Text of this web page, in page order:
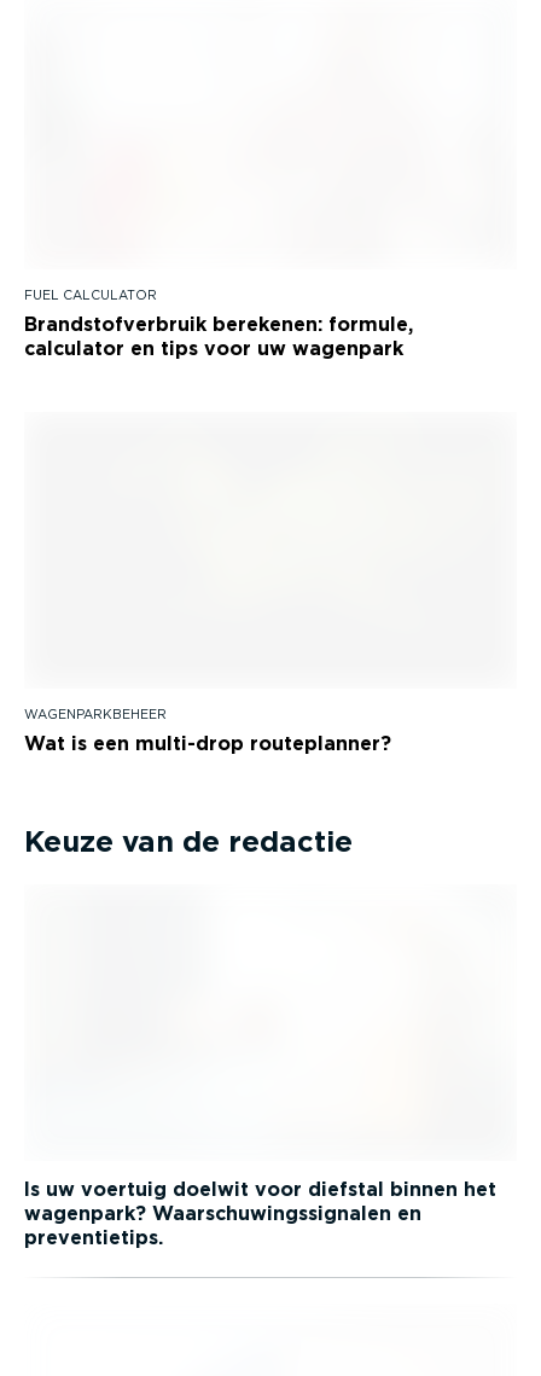
FUEL CALCULATOR
Brandstofverbruik berekenen: formule,
calculator en tips voor uw wagenpark
WAGENPARKBEHEER
Wat is een multi-drop routeplanner?
Keuze van de redactie
Is uw voertuig doelwit voor diefstal binnen het
wagenpark? Waarschuwingssignalen en
preventietips.